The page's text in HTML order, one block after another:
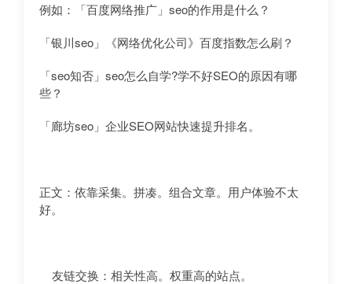
例如：「百度网络推广」seo的作用是什么？
「银川seo」《网络优化公司》百度指数怎么刷？
「seo知否」seo怎么自学?学不好SEO的原因有哪
些？
「廊坊seo」企业SEO网站快速提升排名。
正文：依靠采集。拼凑。组合文章。用户体验不太
好。
友链交换：相关性高。权重高的站点。